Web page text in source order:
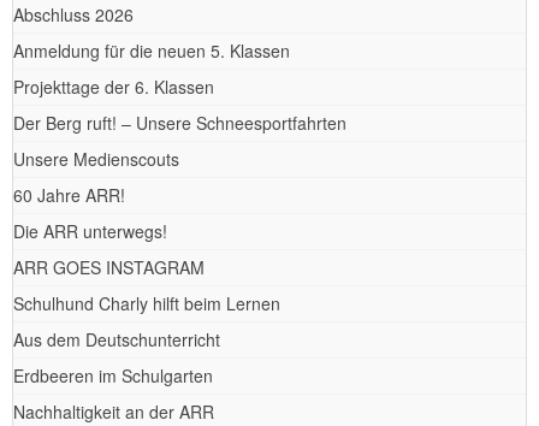
Abschluss 2026
Anmeldung für die neuen 5. Klassen
Projekttage der 6. Klassen
Der Berg ruft! – Unsere Schneesportfahrten
Unsere Medienscouts
60 Jahre ARR!
Die ARR unterwegs!
ARR GOES INSTAGRAM
Schulhund Charly hilft beim Lernen
Aus dem Deutschunterricht
Erdbeeren im Schulgarten
Nachhaltigkeit an der ARR